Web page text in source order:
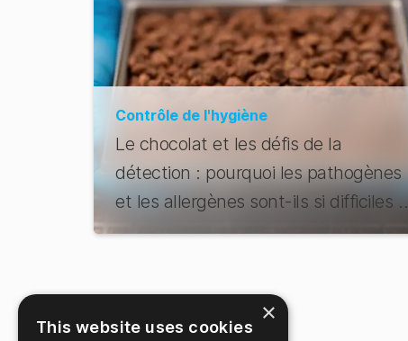
Contrôle de l'hygiène
Le chocolat et les défis de la
détection : pourquoi les pathogènes
et les allergènes sont-ils si difficiles à
trouver ?
×
This website uses cookies